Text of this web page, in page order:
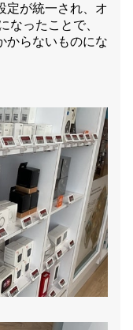
定が統一され、オ
なったことで、
からないものにな